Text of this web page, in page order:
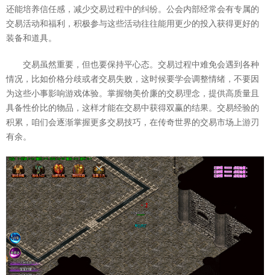
还能培养信任感，减少交易过程中的纠纷。公会内部经常会有专属的
交易活动和福利，积极参与这些活动往往能用更少的投入获得更好的
装备和道具。
交易虽然重要，但也要保持平心态。交易过程中难免会遇到各种
情况，比如价格分歧或者交易失败，这时候要学会调整情绪，不要因
为这些小事影响游戏体验。掌握物美价廉的交易理念，提供高质量且
具备性价比的物品，这样才能在交易中获得双赢的结果。交易经验的
积累，咱们会逐渐掌握更多交易技巧，在传奇世界的交易市场上游刃
有余。